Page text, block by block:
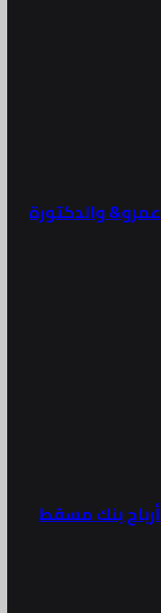
والدكتورة
أرباح بنك مسقط